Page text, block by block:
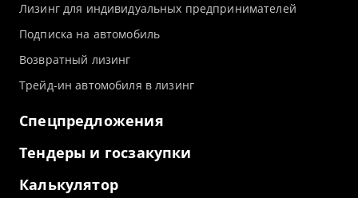
Лизинг для индивидуальных предпринимателей
Подписка на автомобиль
Возвратный лизинг
Трейд-ин автомобиля в лизинг
Спецпредложения
Тендеры и госзакупки
Калькулятор